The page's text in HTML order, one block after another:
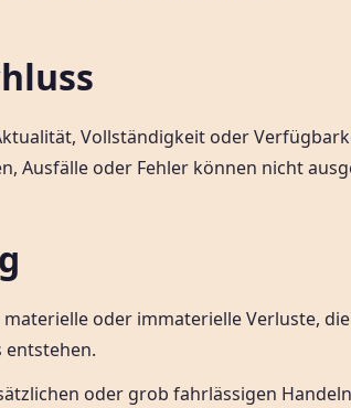
Vollständigkeit oder
Ausfälle oder Fehler können nicht
oder immaterielle Verluste,
oder grob fahrlässigen